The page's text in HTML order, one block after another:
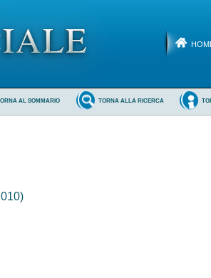
TORNA ALLA RICERCA
AL SOMMARIO